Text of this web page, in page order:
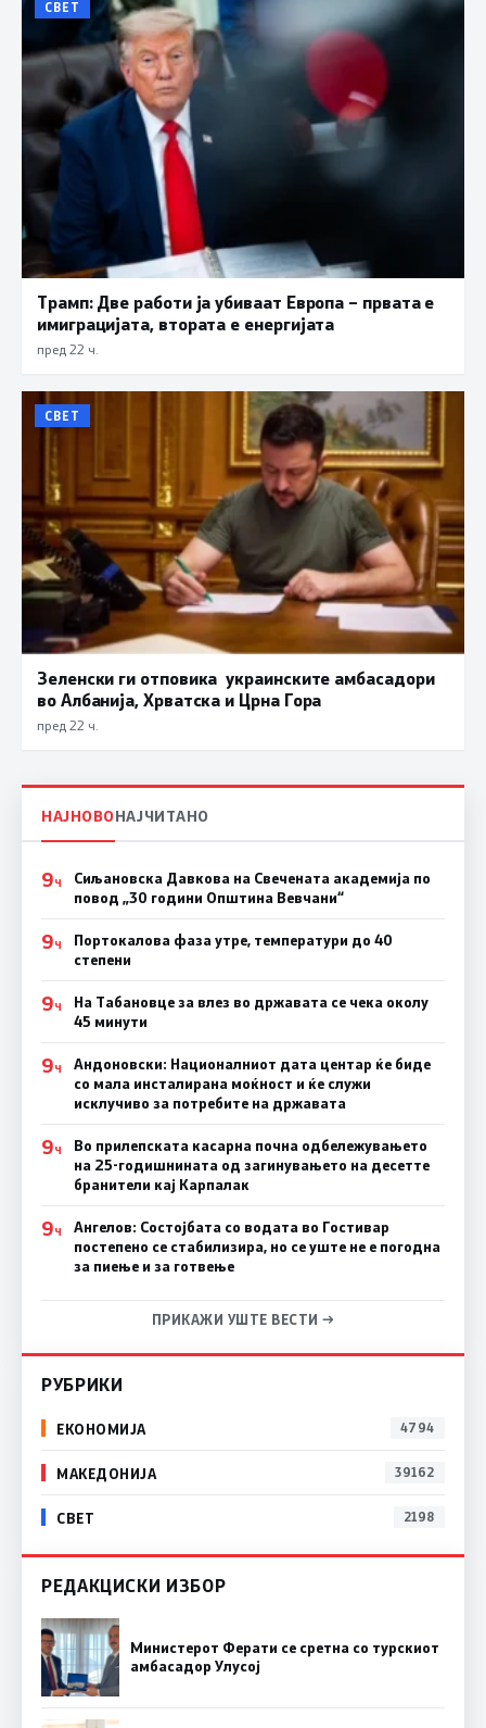
СВЕТ
Трамп: Две работи ја убиваат Европа – првата е
имиграцијата, втората е енергијата
пред 22 ч.
СВЕТ
Зеленски ги отповика украинските амбасадори
во Албанија, Хрватска и Црна Гора
пред 22 ч.
НАЈНОВОНАЈЧИТАНО
9Ч
Сиљановска Давкова на Свечената академија по
повод „30 години Општина Вевчани“
9Ч
Портокалова фаза утре, температури до 40
степени
9Ч
На Табановце за влез во државата се чека околу
45 минути
9Ч
Андоновски: Националниот дата центар ќе биде
со мала инсталирана моќност и ќе служи
исклучиво за потребите на државата
9Ч
Во прилепската касарна почна одбележувањето
на 25-годишнината од загинувањето на десетте
бранители кај Карпалак
9Ч
Ангелов: Состојбата со водата во Гостивар
постепено се стабилизира, но се уште не е погодна
за пиење и за готвење
ПРИКАЖИ УШТЕ ВЕСТИ →
РУБРИКИ
ЕКОНОМИЈА 4794
МАКЕДОНИЈА 39162
СВЕТ 2198
РЕДАКЦИСКИ ИЗБОР
Министерот Ферати се сретна со турскиот
амбасадор Улусој